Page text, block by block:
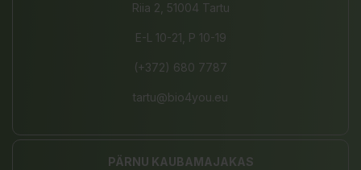
Riia 2, 51004 Tartu
E-L 10-21, P 10-19
(+372) 680 7787
tartu@bio4you.eu
PÄRNU KAUBAMAJAKAS